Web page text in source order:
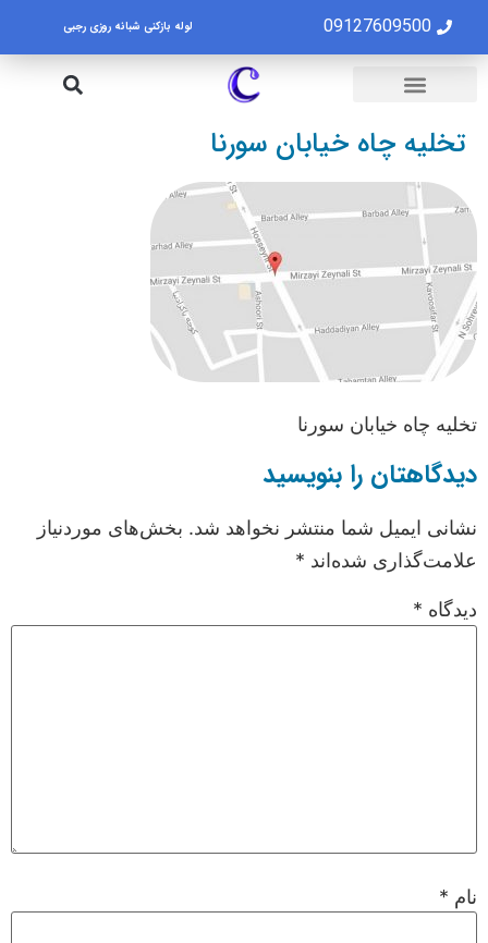
09127609500 لوله بازکنی شبانه روزی رجبی
تخلیه چاه خیابان سورنا
تخلیه چاه خیابان سورنا
دیدگاهتان را بنویسید
نشانی ایمیل شما منتشر نخواهد شد. بخش‌های موردنیاز
علامت‌گذاری شده‌اند *
دیدگاه *
نام *